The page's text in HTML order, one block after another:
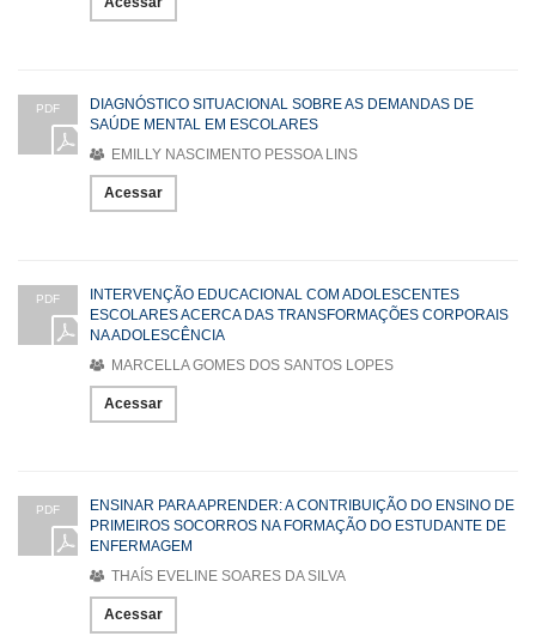
PDF
DIAGNÓSTICO SITUACIONAL SOBRE AS DEMANDAS DE
SAÚDE MENTAL EM ESCOLARES
EMILLY NASCIMENTO PESSOA LINS
Acessar
PDF
INTERVENÇÃO EDUCACIONAL COM ADOLESCENTES
ESCOLARES ACERCA DAS TRANSFORMAÇÕES CORPORAIS
NA ADOLESCÊNCIA
MARCELLA GOMES DOS SANTOS LOPES
Acessar
PDF
ENSINAR PARA APRENDER: A CONTRIBUIÇÃO DO ENSINO DE
PRIMEIROS SOCORROS NA FORMAÇÃO DO ESTUDANTE DE
ENFERMAGEM
THAÍS EVELINE SOARES DA SILVA
Acessar